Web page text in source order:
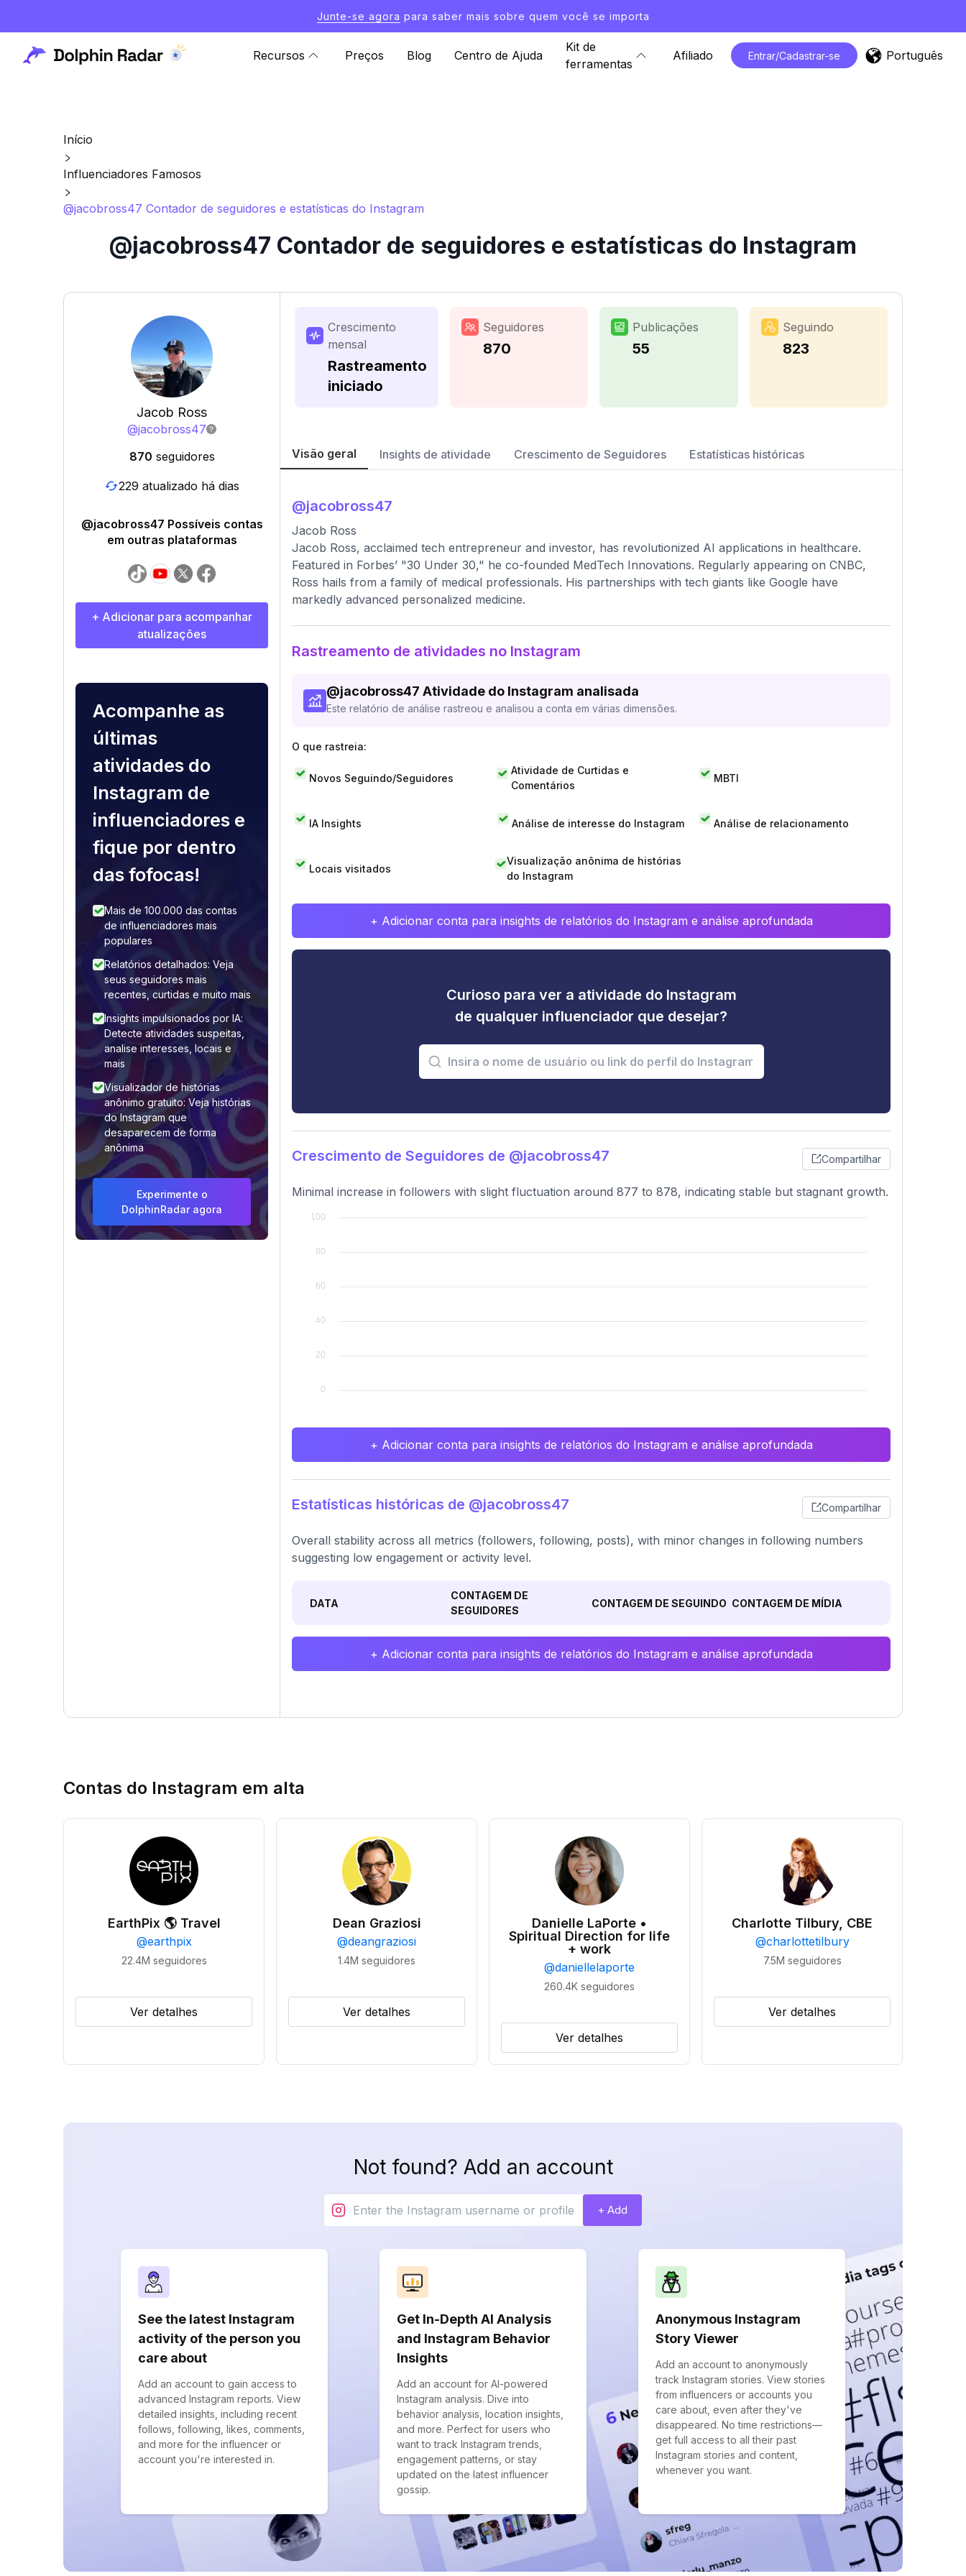
Junte-se agora para saber mais sobre quem você se importa
Recursos Preços Blog Centro de Ajuda
Kit de
ferramentas
Afiliado Entrar/Cadastrar-se Português
Início
Influenciadores Famosos
@jacobross47 Contador de seguidores e estatísticas do Instagram
@jacobross47 Contador de seguidores e estatísticas do Instagram
Jacob Ross
@jacobross47
870 seguidores
229 atualizado há dias
@jacobross47 Possíveis contas
em outras plataformas
+ Adicionar para acompanhar
atualizações
Acompanhe as
últimas
atividades do
Instagram de
influenciadores e
fique por dentro
das fofocas!
Mais de 100.000 das contas
de influenciadores mais
populares
Relatórios detalhados: Veja
seus seguidores mais
recentes, curtidas e muito mais
Insights impulsionados por IA:
Detecte atividades suspeitas,
analise interesses, locais e
mais
Visualizador de histórias
anônimo gratuito: Veja histórias
do Instagram que
desaparecem de forma
anônima
Experimente o
DolphinRadar agora
Crescimento
mensal
Rastreamento
iniciado
Seguidores
870
Publicações
55
Seguindo
823
Visão geral Insights de atividade Crescimento de Seguidores Estatísticas históricas
@jacobross47
Jacob Ross
Jacob Ross, acclaimed tech entrepreneur and investor, has revolutionized AI applications in healthcare.
Featured in Forbes’ "30 Under 30," he co-founded MedTech Innovations. Regularly appearing on CNBC,
Ross hails from a family of medical professionals. His partnerships with tech giants like Google have
markedly advanced personalized medicine.
Rastreamento de atividades no Instagram
@jacobross47 Atividade do Instagram analisada
Este relatório de análise rastreou e analisou a conta em várias dimensões.
O que rastreia:
Novos Seguindo/Seguidores
Atividade de Curtidas e
Comentários
MBTI
IA Insights Análise de interesse do Instagram Análise de relacionamento
Locais visitados
Visualização anônima de histórias
do Instagram
+ Adicionar conta para insights de relatórios do Instagram e análise aprofundada
Curioso para ver a atividade do Instagram
de qualquer influenciador que desejar?
Crescimento de Seguidores de @jacobross47 Compartilhar
Minimal increase in followers with slight fluctuation around 877 to 878, indicating stable but stagnant growth.
+ Adicionar conta para insights de relatórios do Instagram e análise aprofundada
Estatísticas históricas de @jacobross47 Compartilhar
Overall stability across all metrics (followers, following, posts), with minor changes in following numbers
suggesting low engagement or activity level.
DATA
CONTAGEM DE
SEGUIDORES
CONTAGEM DE SEGUINDO CONTAGEM DE MÍDIA
+ Adicionar conta para insights de relatórios do Instagram e análise aprofundada
Contas do Instagram em alta
EarthPix 🌎 Travel
@earthpix
22.4M seguidores
Ver detalhes
Dean Graziosi
@deangraziosi
1.4M seguidores
Ver detalhes
Danielle LaPorte •
Spiritual Direction for life
+ work
@daniellelaporte
260.4K seguidores
Ver detalhes
Charlotte Tilbury, CBE
@charlottetilbury
7.5M seguidores
Ver detalhes
Not found? Add an account
+ Add
See the latest Instagram
activity of the person you
care about
Add an account to gain access to
advanced Instagram reports. View
detailed insights, including recent
follows, following, likes, comments,
and more for the influencer or
account you're interested in.
Get In-Depth AI Analysis
and Instagram Behavior
Insights
Add an account for AI-powered
Instagram analysis. Dive into
behavior analysis, location insights,
and more. Perfect for users who
want to track Instagram trends,
engagement patterns, or stay
updated on the latest influencer
gossip.
Anonymous Instagram
Story Viewer
Add an account to anonymously
track Instagram stories. View stories
from influencers or accounts you
care about, even after they've
disappeared. No time restrictions—
get full access to all their past
Instagram stories and content,
whenever you want.